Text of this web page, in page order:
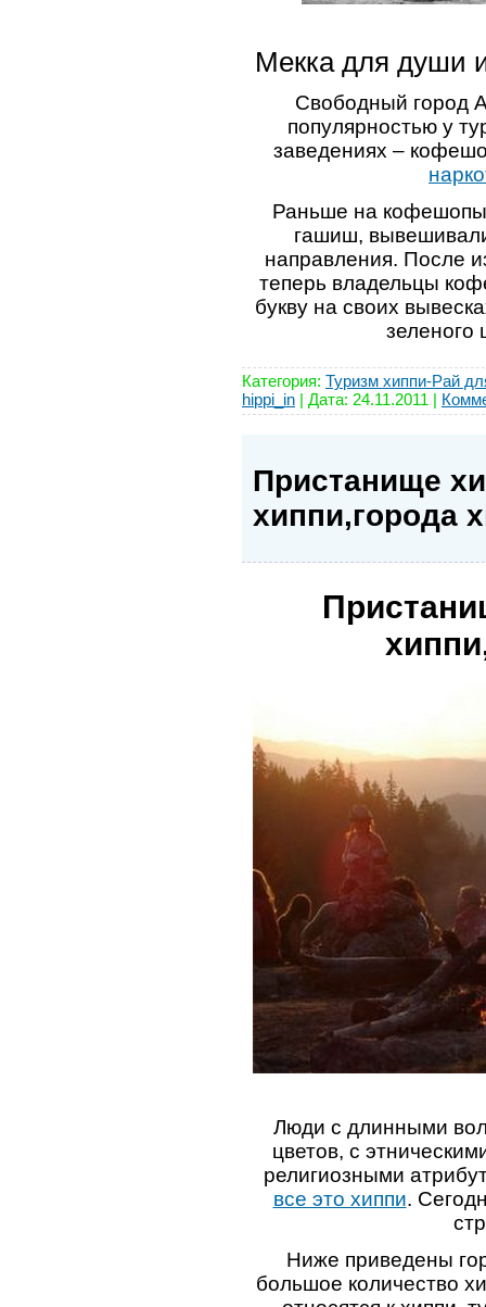
Мекка для души
Свободный город
популярностью у
заведениях –
Раньше на
гашиш,
направления. После
теперь владельцы
букву на своих
зеленого
Категория: Туризм хиппи-Рай
hippi_in | Дата: 24.11.2011 |
Пристанище
хиппи,города
Люди с длинными
цветов, с
религиозными
все это хиппи.
Ниже приведены
большое количество